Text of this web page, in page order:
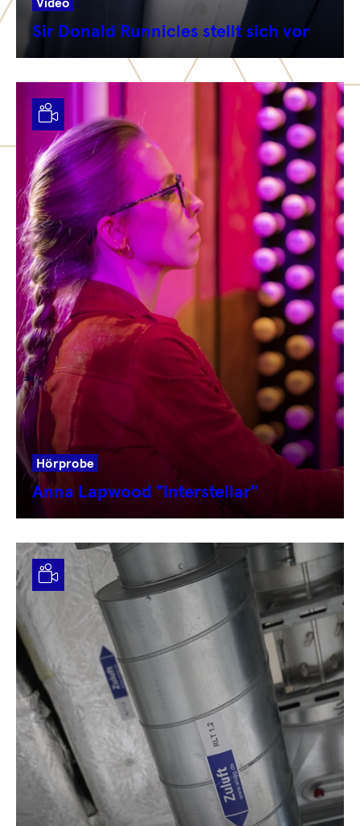
Video
Sir Donald Runnicles stellt sich vor
Video
Hörprobe
Anna Lapwood "Interstellar"
Video